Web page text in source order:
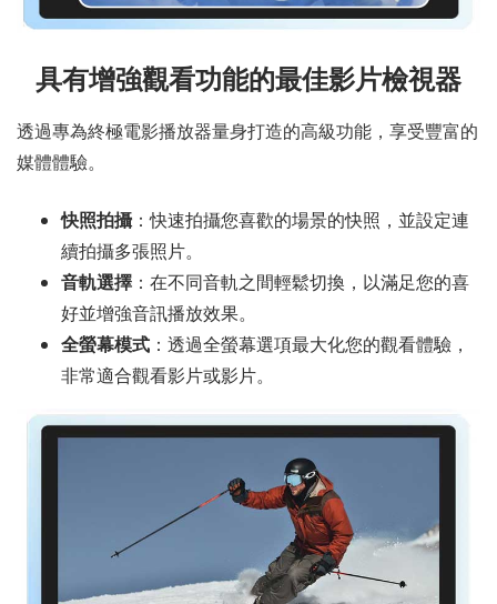
具有增強觀看功能的最佳影片檢視器
透過專為終極電影播放器量身打造的高級功能，享受豐富的
媒體體驗。
快照拍攝 ：快速拍攝您喜歡的場景的快照，並設定連
續拍攝多張照片。
音軌選擇 ：在不同音軌之間輕鬆切換，以滿足您的喜
好並增強音訊播放效果。
全螢幕模式 ：透過全螢幕選項最大化您的觀看體驗，
非常適合觀看影片或影片。